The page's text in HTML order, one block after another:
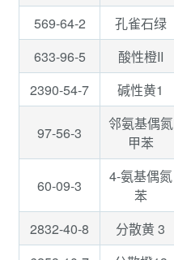
569-64-2 孔雀石绿
633-96-5
酸性橙II
2390-54-7
碱性黄1
97-56-3
邻氨基偶氮
甲苯
60-09-3
4-氨基偶氮
苯
2832-40-8 分散黄 3